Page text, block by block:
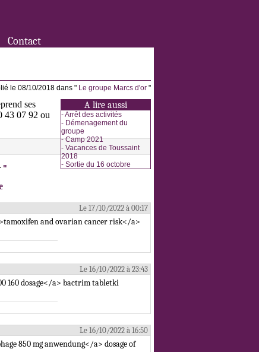
Contact
le 08/10/2018 dans " Le groupe Marcs d'or "
A lire aussi
-Arrêt des activités
- Démenagement du
groupe
-Camp 2021
- Vacances de Toussaint
2018
- Sortie du 16 octobre
ses
43 07 92 ou
"
Le 17/10/2022 à 00:17
and ovarian cancer risk</a>
Le 16/10/2022 à 23:43
dosage</a> bactrim tabletki
Le 16/10/2022 à 16:50
850 mg anwendung</a> dosage of